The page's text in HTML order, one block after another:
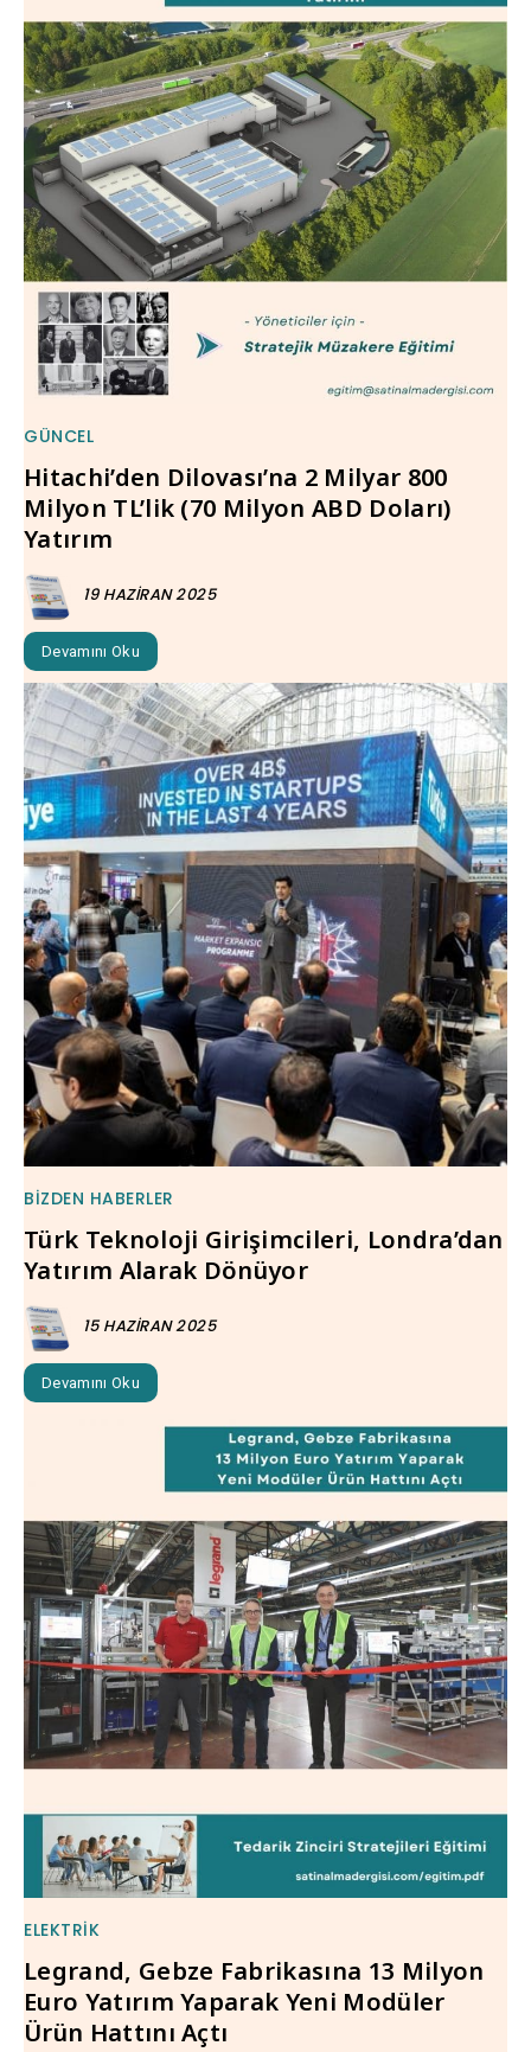
GÜNCEL
Hitachi’den Dilovası’na 2 Milyar 800
Milyon TL’lik (70 Milyon ABD Doları)
Yatırım
19 HAZIRAN 2025
Devamını Oku
BIZDEN HABERLER
Türk Teknoloji Girişimcileri, Londra’dan
Yatırım Alarak Dönüyor
15 HAZIRAN 2025
Devamını Oku
ELEKTRIK
Legrand, Gebze Fabrikasına 13 Milyon
Euro Yatırım Yaparak Yeni Modüler
Ürün Hattını Açtı